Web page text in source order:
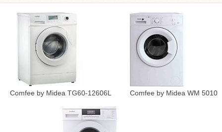
Comfee by Midea TG60-12606L Comfee by Midea WM 5010